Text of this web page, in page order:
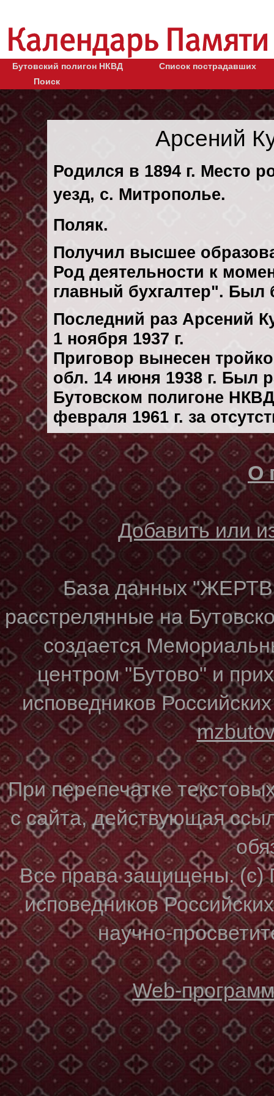
Бутовский полигон НКВД
Список пострадавших
Поиск
Арсений
Родился в 1894 г. Место
уезд, с. Митрополье.
Поляк.
Получил высшее
Род деятельности к
главный бухгалтер". Был
Последний раз Арсений
1 ноября 1937 г.
Приговор вынесен
обл. 14 июня 1938 г. Был
Бутовском полигоне
февраля 1961 г. за
О
Добавить или
База данных
расстрелянные на
создается
центром "Бутово" и
исповедников
При перепечатке
с сайта, действующая
Все права защищены. (с)
исповедников
научно-
Web-